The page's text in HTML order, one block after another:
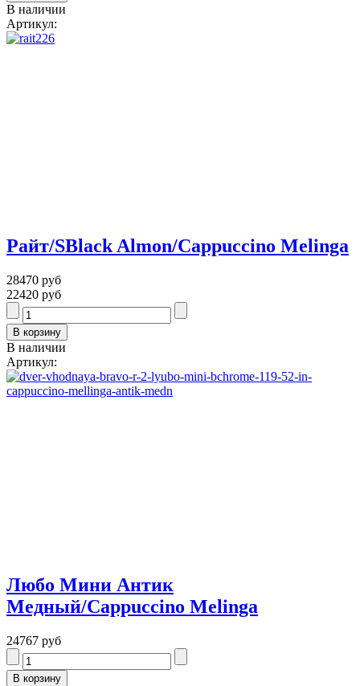
В наличии
Артикул:
Райт/SBlack Almon/Cappuccino Melinga
28470 руб
22420 руб
В наличии
Артикул:
Любо Мини Антик
Медный/Cappuccino Melinga
24767 руб